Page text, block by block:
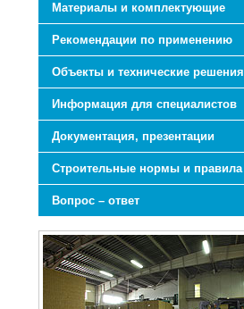
Материалы и комплектующие
Рекомендации по применению
Объекты и технические решения
Информация для специалистов
Документация, презентации
Строительные нормы и правила
Вопрос – ответ